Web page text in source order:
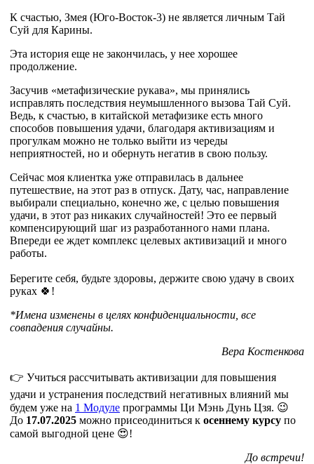
К счастью, Змея (Юго-Восток-3) не является личным Тай
Суй для Карины.
Эта история еще не закончилась, у нее хорошее
продолжение.
Засучив «метафизические рукава», мы принялись
исправлять последствия неумышленного вызова Тай Суй.
Ведь, к счастью, в китайской метафизике есть много
способов повышения удачи, благодаря активизациям и
прогулкам можно не только выйти из череды
неприятностей, но и обернуть негатив в свою пользу.
Сейчас моя клиентка уже отправилась в дальнее
путешествие, на этот раз в отпуск. Дату, час, направление
выбирали специально, конечно же, с целью повышения
удачи, в этот раз никаких случайностей! Это ее первый
компенсирующий шаг из разработанного нами плана.
Впереди ее ждет комплекс целевых активизаций и много
работы.
Берегите себя, будьте здоровы, держите свою удачу в своих
руках 🍀!
*Имена изменены в целях конфиденциальности, все
совпадения случайны.
Вера Костенкова
👉 Учиться рассчитывать активизации для повышения
удачи и устранения последствий негативных влияний мы
будем уже на 1 Модуле программы Ци Мэнь Дунь Цзя. 😉
До 17.07.2025 можно присеодиниться к осеннему курсу по
самой выгодной цене 😍!
До встречи!